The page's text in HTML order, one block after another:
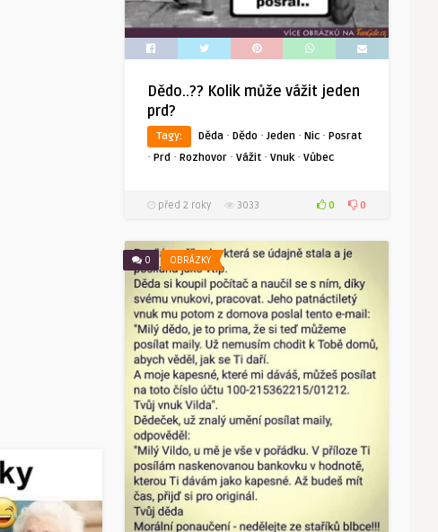
Dědo..?? Kolik může vážit jeden
prd?
Tagy: Děda · Dědo · Jeden · Nic · Posrat
· Prd · Rozhovor · Vážit · Vnuk· Vůbec
před 2 roky 3033 0 0
0 OBRÁZKY